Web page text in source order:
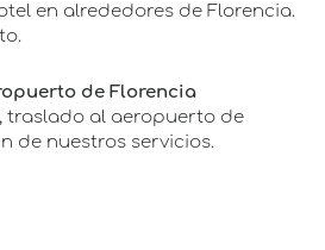
en alrededores de Florencia.
de Florencia
traslado al aeropuerto de
de nuestros servicios.